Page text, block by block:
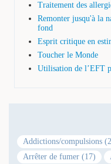
Traitement des
Remonter jusqu'à la
fond
Esprit critique en
Toucher le Monde
Utilisation de l’EFT
Addictions/compulsions
Arrêter de fumer (17)